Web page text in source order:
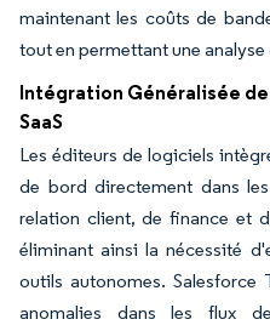
maintenant les coûts de
tout en permettant une analyse
Intégration Généralisée
SaaS
Les éditeurs de logiciels
de bord directement dans
relation client, de finance et
éliminant ainsi la nécessité
outils autonomes. Salesforce
anomalies dans les flux